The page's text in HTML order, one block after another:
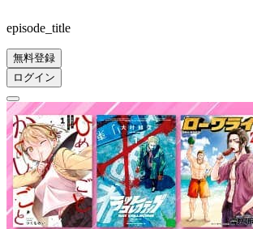
episode_title
無料登録
ログイン